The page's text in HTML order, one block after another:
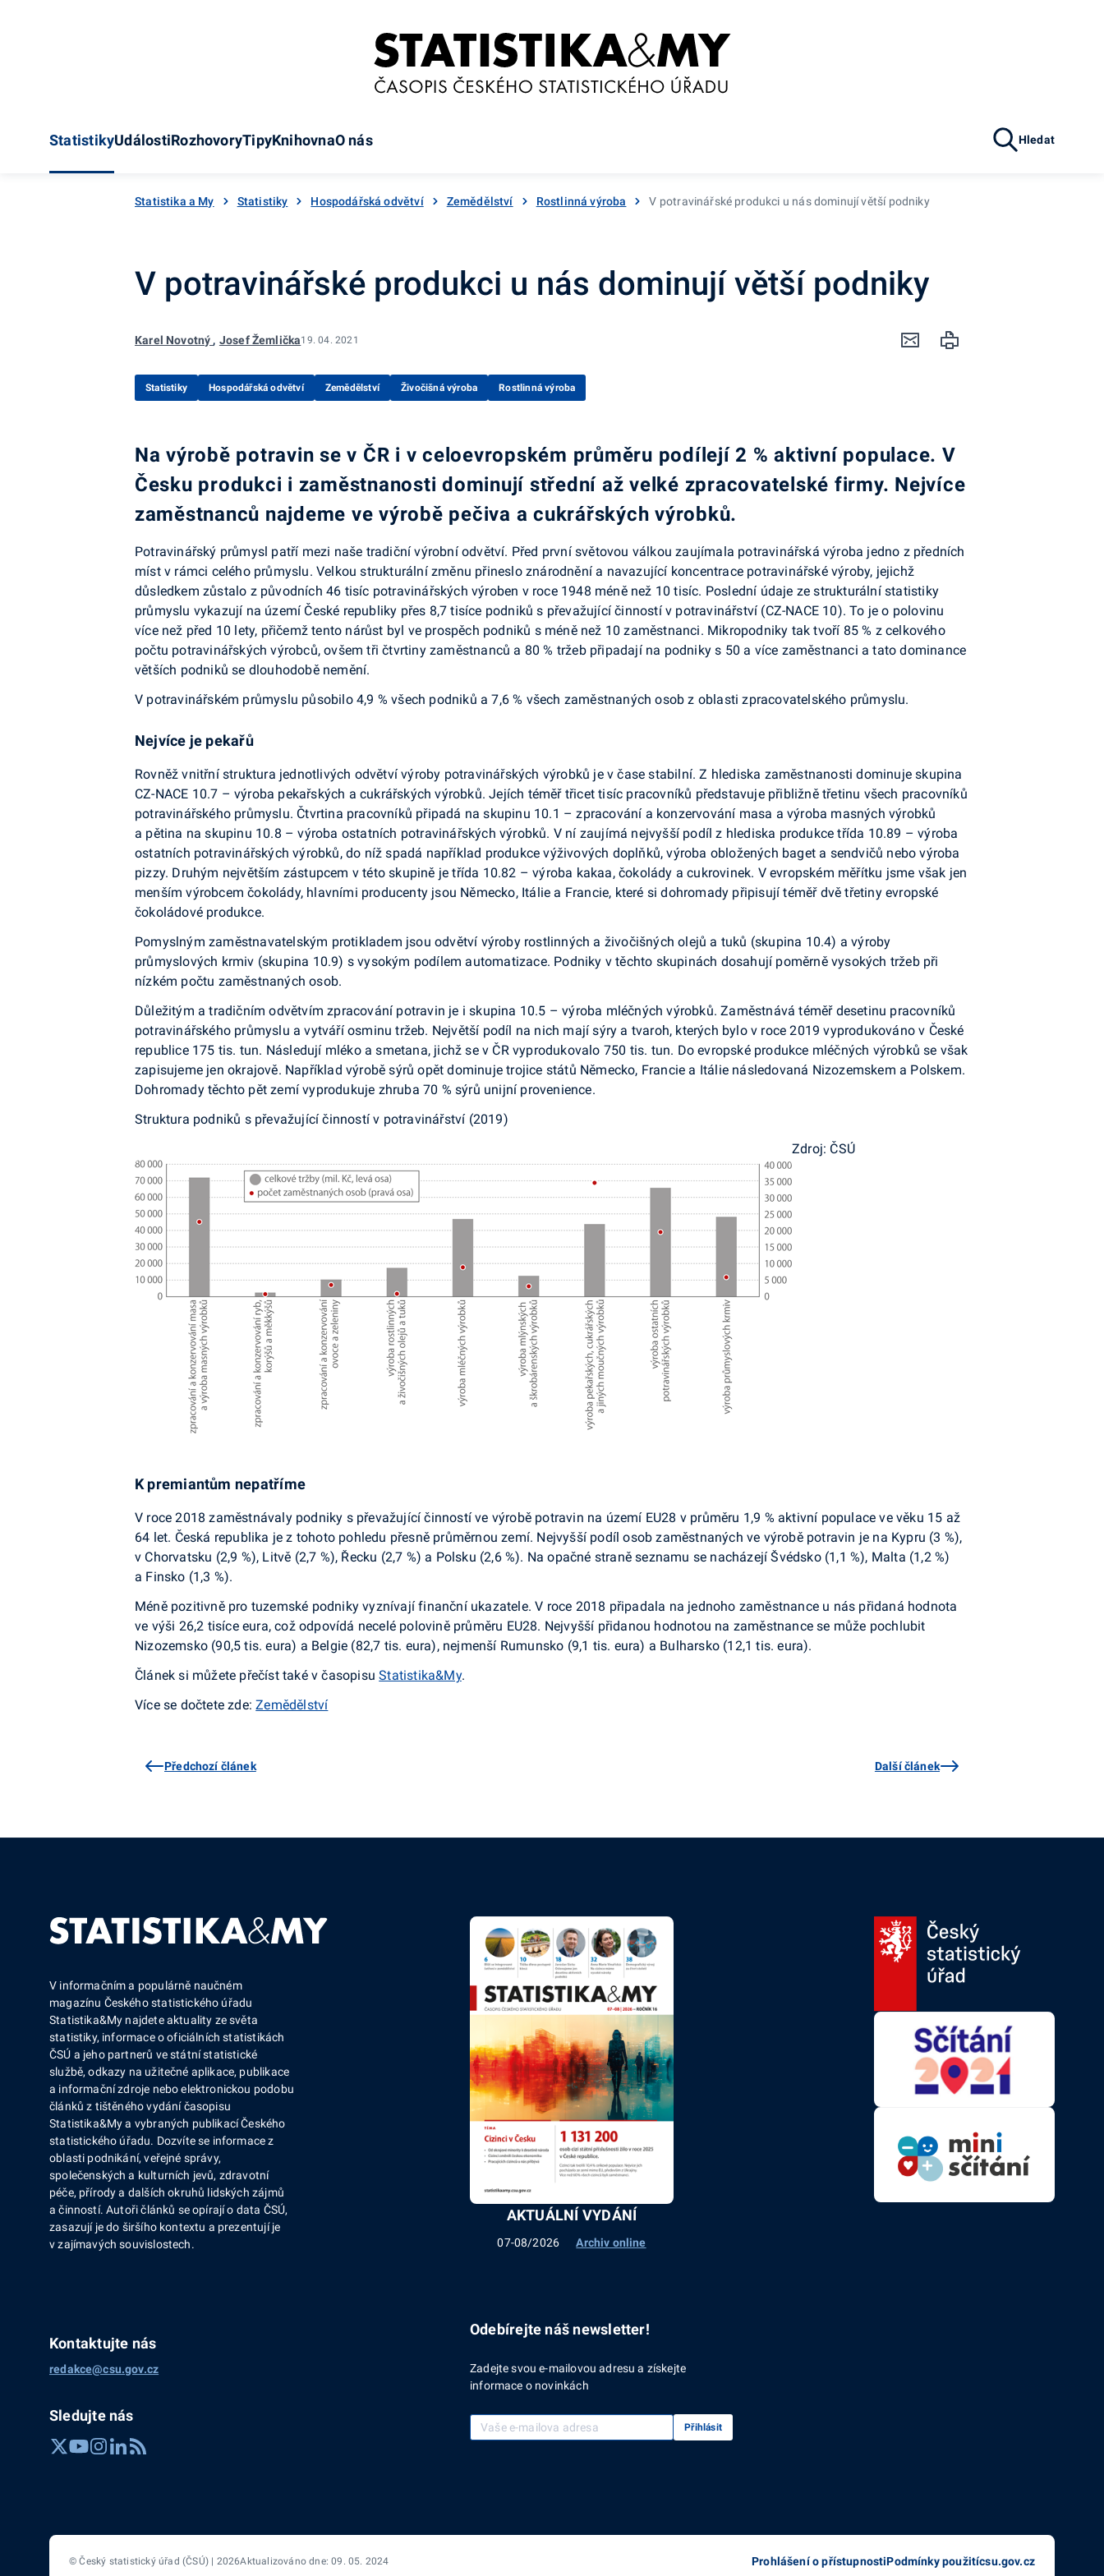
StatistikyUdálostiRozhovoryTipyKnihovnaO nás Hledat
Statistika a My Statistiky Hospodářská odvětví Zemědělství Rostlinná výroba V potravinářské produkci u nás dominují větší podniky
V potravinářské produkci u nás dominují větší podniky
Karel Novotný , Josef Žemlička19. 04. 2021
Statistiky Hospodářská odvětví Zemědělství Živočišná výroba Rostlinná výroba
Na výrobě potravin se v ČR i v celoevropském průměru podílejí 2 % aktivní populace. V
Česku produkci i zaměstnanosti dominují střední až velké zpracovatelské firmy. Nejvíce
zaměstnanců najdeme ve výrobě pečiva a cukrářských výrobků.
Potravinářský průmysl patří mezi naše tradiční výrobní odvětví. Před první světovou válkou zaujímala potravinářská výroba jedno z předních
míst v rámci celého průmyslu. Velkou strukturální změnu přineslo znárodnění a navazující koncentrace potravinářské výroby, jejichž
důsledkem zůstalo z původních 46 tisíc potravinářských výroben v roce 1948 méně než 10 tisíc. Poslední údaje ze strukturální statistiky
průmyslu vykazují na území České republiky přes 8,7 tisíce podniků s převažující činností v potravinářství (CZ-NACE 10). To je o polovinu
více než před 10 lety, přičemž tento nárůst byl ve prospěch podniků s méně než 10 zaměstnanci. Mikropodniky tak tvoří 85 % z celkového
počtu potravinářských výrobců, ovšem tři čtvrtiny zaměstnanců a 80 % tržeb připadají na podniky s 50 a více zaměstnanci a tato dominance
větších podniků se dlouhodobě nemění.
V potravinářském průmyslu působilo 4,9 % všech podniků a 7,6 % všech zaměstnaných osob z oblasti zpracovatelského průmyslu.
Nejvíce je pekařů
Rovněž vnitřní struktura jednotlivých odvětví výroby potravinářských výrobků je v čase stabilní. Z hlediska zaměstnanosti dominuje skupina
CZ-NACE 10.7 – výroba pekařských a cukrářských výrobků. Jejích téměř třicet tisíc pracovníků představuje přibližně třetinu všech pracovníků
potravinářského průmyslu. Čtvrtina pracovníků připadá na skupinu 10.1 – zpracování a konzervování masa a výroba masných výrobků
a pětina na skupinu 10.8 – výroba ostatních potravinářských výrobků. V ní zaujímá nejvyšší podíl z hlediska produkce třída 10.89 – výroba
ostatních potravinářských výrobků, do níž spadá například produkce výživových doplňků, výroba obložených baget a sendvičů nebo výroba
pizzy. Druhým největším zástupcem v této skupině je třída 10.82 – výroba kakaa, čokolády a cukrovinek. V evropském měřítku jsme však jen
menším výrobcem čokolády, hlavními producenty jsou Německo, Itálie a Francie, které si dohromady připisují téměř dvě třetiny evropské
čokoládové produkce.
Pomyslným zaměstnavatelským protikladem jsou odvětví výroby rostlinných a živočišných olejů a tuků (skupina 10.4) a výroby
průmyslových krmiv (skupina 10.9) s vysokým podílem automatizace. Podniky v těchto skupinách dosahují poměrně vysokých tržeb při
nízkém počtu zaměstnaných osob.
Důležitým a tradičním odvětvím zpracování potravin je i skupina 10.5 – výroba mléčných výrobků. Zaměstnává téměř desetinu pracovníků
potravinářského průmyslu a vytváří osminu tržeb. Největší podíl na nich mají sýry a tvaroh, kterých bylo v roce 2019 vyprodukováno v České
republice 175 tis. tun. Následují mléko a smetana, jichž se v ČR vyprodukovalo 750 tis. tun. Do evropské produkce mléčných výrobků se však
zapisujeme jen okrajově. Například výrobě sýrů opět dominuje trojice států Německo, Francie a Itálie následovaná Nizozemskem a Polskem.
Dohromady těchto pět zemí vyprodukuje zhruba 70 % sýrů unijní provenience.
Struktura podniků s převažující činností v potravinářství (2019)
Zdroj: ČSÚ
K premiantům nepatříme
V roce 2018 zaměstnávaly podniky s převažující činností ve výrobě potravin na území EU28 v průměru 1,9 % aktivní populace ve věku 15 až
64 let. Česká republika je z tohoto pohledu přesně průměrnou zemí. Nejvyšší podíl osob zaměstnaných ve výrobě potravin je na Kypru (3 %),
v Chorvatsku (2,9 %), Litvě (2,7 %), Řecku (2,7 %) a Polsku (2,6 %). Na opačné straně seznamu se nacházejí Švédsko (1,1 %), Malta (1,2 %)
a Finsko (1,3 %).
Méně pozitivně pro tuzemské podniky vyznívají finanční ukazatele. V roce 2018 připadala na jednoho zaměstnance u nás přidaná hodnota
ve výši 26,2 tisíce eura, což odpovídá necelé polovině průměru EU28. Nejvyšší přidanou hodnotou na zaměstnance se může pochlubit
Nizozemsko (90,5 tis. eura) a Belgie (82,7 tis. eura), nejmenší Rumunsko (9,1 tis. eura) a Bulharsko (12,1 tis. eura).
Článek si můžete přečíst také v časopisuStatistika&My.
Více se dočtete zde:Zemědělství
Předchozí článek Další článek
V informačním a populárně naučném
magazínu Českého statistického úřadu
Statistika&My najdete aktuality ze světa
statistiky, informace o oficiálních statistikách
ČSÚ a jeho partnerů ve státní statistické
službě, odkazy na užitečné aplikace, publikace
a informační zdroje nebo elektronickou podobu
článků z tištěného vydání časopisu
Statistika&My a vybraných publikací Českého
statistického úřadu. Dozvíte se informace z
oblasti podnikání, veřejné správy,
společenských a kulturních jevů, zdravotní
péče, přírody a dalších okruhů lidských zájmů
a činností. Autoři článků se opírají o data ČSÚ,
zasazují je do širšího kontextu a prezentují je
v zajímavých souvislostech.
Kontaktujte nás
redakce@csu.gov.cz
Sledujte nás
AKTUÁLNÍ VYDÁNÍ
07-08/2026 Archiv online
Odebírejte náš newsletter!
Zadejte svou e-mailovou adresu a získejte
informace o novinkách
Vaše e-mailová adresa Přihlásit
Prohlášení o přístupnostiPodmínky použitícsu.gov.cz
© Český statistický úřad (ČSÚ) | 2026Aktualizováno dne: 09. 05. 2024